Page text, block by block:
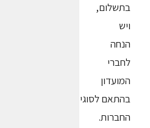
בתשלום,
ויש
הנחה
לחברי
המועדון
בהתאם לסוגי
החברות.